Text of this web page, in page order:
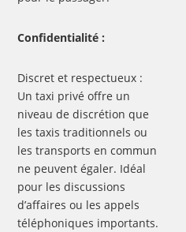
Confidentialité :
Discret et respectueux :
Un taxi privé offre un
niveau de discrétion que
les taxis traditionnels ou
les transports en commun
ne peuvent égaler. Idéal
pour les discussions
d’affaires ou les appels
téléphoniques importants.